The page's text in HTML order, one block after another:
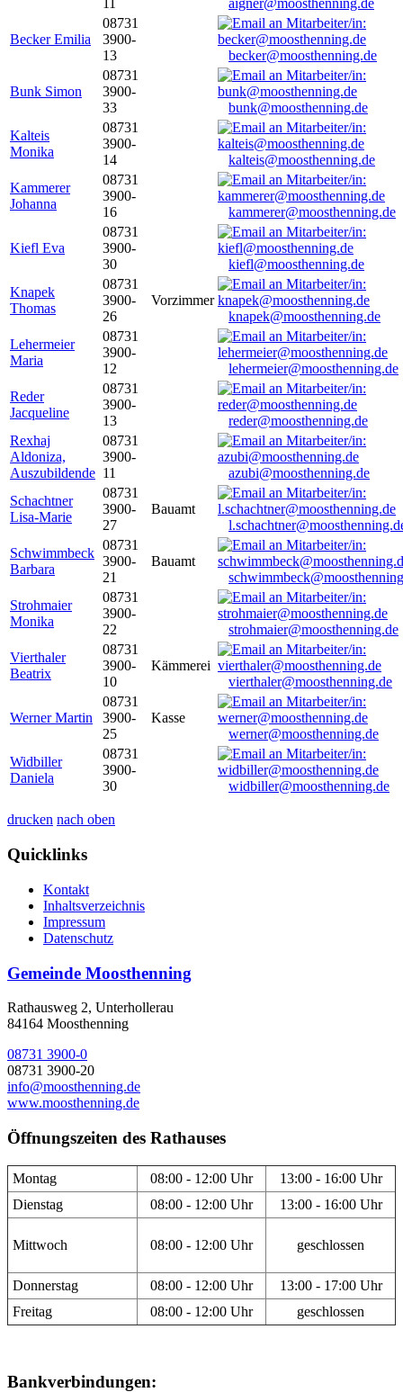
aigner@moosthenning.de
Becker Emilia
08731
3900-
13
becker@moosthenning.de
Bunk Simon
08731
3900-
33
bunk@moosthenning.de
Kalteis
Monika
08731
3900-
14
kalteis@moosthenning.de
Kammerer
Johanna
08731
3900-
16
kammerer@moosthenning.de
Kiefl Eva
08731
3900-
30
kiefl@moosthenning.de
Knapek
Thomas
08731
3900-
26
Vorzimmer
knapek@moosthenning.de
Lehermeier
Maria
08731
3900-
12
lehermeier@moosthenning.de
Reder
Jacqueline
08731
3900-
13
reder@moosthenning.de
Rexhaj
Aldoniza,
Auszubildende
08731
3900-
11
azubi@moosthenning.de
Schachtner
Lisa-Marie
08731
3900-
27
Bauamt
Schwimmbeck
Barbara
08731
3900-
21
Bauamt
Strohmaier
Monika
08731
3900-
22
strohmaier@moosthenning.de
Vierthaler
Beatrix
08731
3900-
10
Kämmerei
vierthaler@moosthenning.de
Werner Martin
08731
3900-
25
Kasse
werner@moosthenning.de
Widbiller
Daniela
08731
3900-
30
widbiller@moosthenning.de
drucken nach oben
Quicklinks
Kontakt
Inhaltsverzeichnis
Impressum
Datenschutz
Gemeinde Moosthenning
Rathausweg 2, Unterhollerau
84164 Moosthenning
08731 3900-0
08731 3900-20
info@moosthenning.de
www.moosthenning.de
Öffnungszeiten des Rathauses
Montag 08:00 - 12:00 Uhr
13:00 - 16:00 Uhr
Dienstag
08:00 - 12:00 Uhr 13:00 - 16:00 Uhr
Mittwoch 08:00 - 12:00 Uhr geschlossen
Donnerstag 08:00 - 12:00 Uhr
13:00 - 17:00 Uhr
Freitag
08:00 - 12:00 Uhr geschlossen
Bankverbindungen: